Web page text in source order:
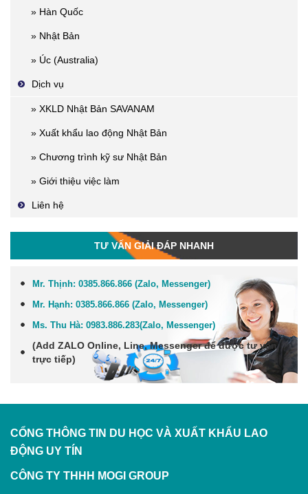
» Hàn Quốc
» Nhật Bản
» Úc (Australia)
Dịch vụ
» XKLD Nhật Bản SAVANAM
» Xuất khẩu lao động Nhật Bản
» Chương trình kỹ sư Nhật Bản
» Giới thiệu việc làm
Liên hệ
TƯ VẤN GIẢI ĐÁP NHANH
Mr. Thịnh: 0385.866.866 (Zalo, Messenger)
Mr. Hạnh: 0385.866.866 (Zalo, Messenger)
Ms. Thu Hà: 0983.886.283(Zalo, Messenger)
(Add ZALO Online, Line, Messengerđể được tư vấn
trực tiếp)
CỔNG THÔNG TIN DU HỌC VÀ XUẤT KHẨU LAO
ĐỘNG UY TÍN
CÔNG TY THHH MOGI GROUP